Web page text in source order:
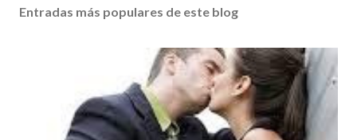
Entradas más populares de este blog